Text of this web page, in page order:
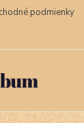
podmienky